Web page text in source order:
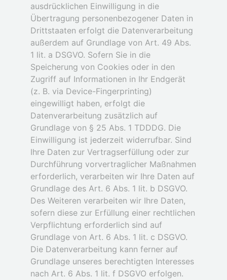
ausdrücklichen Einwilligung in die
Übertragung personenbezogener Daten in
Drittstaaten erfolgt die Datenverarbeitung
außerdem auf Grundlage von Art. 49 Abs.
1 lit. a DSGVO. Sofern Sie in die
Speicherung von Cookies oder in den
Zugriff auf Informationen in Ihr Endgerät
(z. B. via Device-Fingerprinting)
eingewilligt haben, erfolgt die
Datenverarbeitung zusätzlich auf
Grundlage von § 25 Abs. 1 TDDDG. Die
Einwilligung ist jederzeit widerrufbar. Sind
Ihre Daten zur Vertragserfüllung oder zur
Durchführung vorvertraglicher Maßnahmen
erforderlich, verarbeiten wir Ihre Daten auf
Grundlage des Art. 6 Abs. 1 lit. b DSGVO.
Des Weiteren verarbeiten wir Ihre Daten,
sofern diese zur Erfüllung einer rechtlichen
Verpflichtung erforderlich sind auf
Grundlage von Art. 6 Abs. 1 lit. c DSGVO.
Die Datenverarbeitung kann ferner auf
Grundlage unseres berechtigten Interesses
nach Art. 6 Abs. 1 lit. f DSGVO erfolgen.